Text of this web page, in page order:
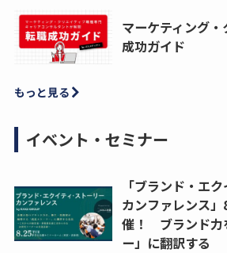
マーケティング
成功ガイド
もっと見る
イベント・セミナー
「ブランド・エ
カンファレンス
催！ ブランド力
ー」に翻訳する